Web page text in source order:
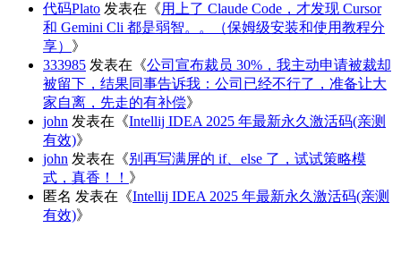
代码Plato 发表在《用上了 Claude Code，才发现 Cursor
和 Gemini Cli 都是弱智。。（保姆级安装和使用教程分
享） 》
333985 发表在《公司宣布裁员 30%，我主动申请被裁却
被留下，结果同事告诉我：公司已经不行了，准备让大
家自离，先走的有补偿》
john 发表在《Intellij IDEA 2025 年最新永久激活码(亲测
有效)》
john 发表在《别再写满屏的 if、else 了，试试策略模
式，真香！！ 》
匿名 发表在《Intellij IDEA 2025 年最新永久激活码(亲测
有效)》